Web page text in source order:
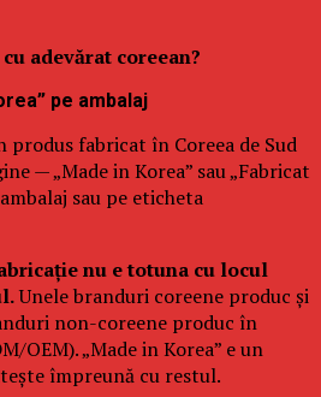
adevărat coreean?
pe ambalaj
produs fabricat în Coreea de Sud
— „Made in Korea” sau „Fabricat
sau pe eticheta
nu e totuna cu locul
Unele branduri coreene produc și
non-coreene produc în
OEM). „Made in Korea” e un
împreună cu restul.